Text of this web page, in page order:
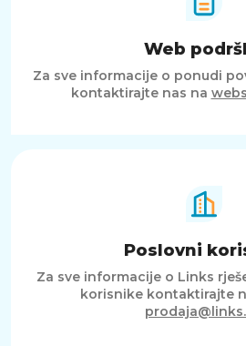
Web
Za sve informacije o ponudi
kontaktirajte nas na
Poslovni
Za sve informacije o Links
korisnike kontaktirajte